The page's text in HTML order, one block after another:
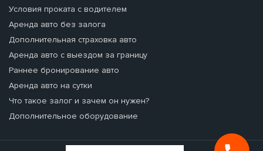
Условия проката с водителем
Аренда авто без залога
Дополнительная страховка авто
Аренда авто с выездом за границу
Раннее бронирование авто
Аренда авто на сутки
Что такое залог и зачем он нужен?
Дополнительное оборудование